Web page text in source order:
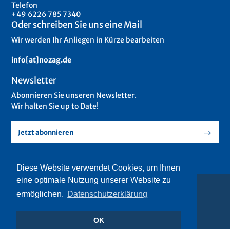
Diese Website verwendet Cookies, um Ihnen
eine optimale Nutzung unserer Website zu
ermöglichen. Datenschutzerklärung
OK
Telefon
+49 6226 785 7340
Oder schreiben Sie uns eine Mail
Wir werden Ihr Anliegen in Kürze bearbeiten
info[at]nozag.de
Newsletter
Abonnieren Sie unseren Newsletter.
Wir halten Sie up to Date!
Jetzt abonnieren
© 2018 Nozag AG – All Rights Reserved.
webdesign by strichpunkt